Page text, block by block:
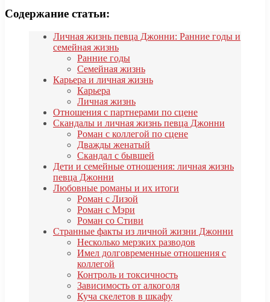
Содержание статьи:
Личная жизнь певца Джонни: Ранние годы и
семейная жизнь
Ранние годы
Семейная жизнь
Карьера и личная жизнь
Карьера
Личная жизнь
Отношения с партнерами по сцене
Скандалы и личная жизнь певца Джонни
Роман с коллегой по сцене
Дважды женатый
Скандал с бывшей
Дети и семейные отношения: личная жизнь
певца Джонни
Любовные романы и их итоги
Роман с Лизой
Роман с Мэри
Роман со Стиви
Странные факты из личной жизни Джонни
Несколько мерзких разводов
Имел долговременные отношения с
коллегой
Контроль и токсичность
Зависимость от алкоголя
Куча скелетов в шкафу